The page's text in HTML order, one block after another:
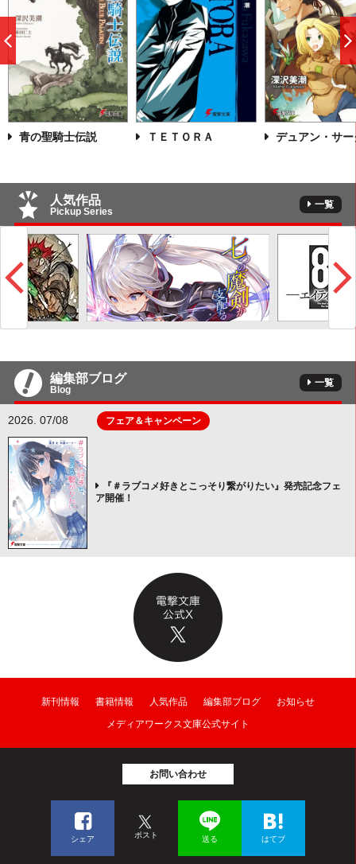
青の聖騎士伝説 ＴＥＴＯＲＡ デュアン・サー
へ
人気作品
Pickup Series
一覧
編集部ブログ
Blog
一覧
2026. 07/08 フェア＆キャンペーン
『＃ラブコメ好きとこっそり繋がりたい』発売記念フェ
ア開催！
新刊情報 書籍情報 人気作品 編集部ブログ
お知らせ
メディアワークス文庫公式サイト
お問い合わせ
シェア ポスト 送る はてブ